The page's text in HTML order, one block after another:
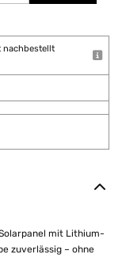
nachbestellt
mit Lithium-
zuverlässig – ohne